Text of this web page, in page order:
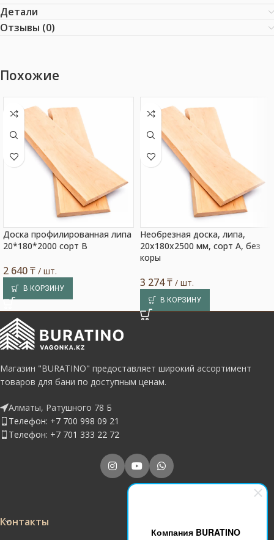
Компания BURATINO
Детали
Отзывы (0)
Похожие
Доска профилированная липа
20*180*2000 сорт В
2 640₸ / шт.
В КОРЗИНУ
Необрезная доска, липа,
20x180x2500 мм, сорт A, без
коры
3 274₸ / шт.
В КОРЗИНУ
Магазин "BURATINO" предоставляет широкий ассортимент
товаров для бани по доступным ценам.
Алматы, Ратушного 78 Б
Телефон: +7 700 998 09 21
Телефон: +7 701 333 22 72
Контакты